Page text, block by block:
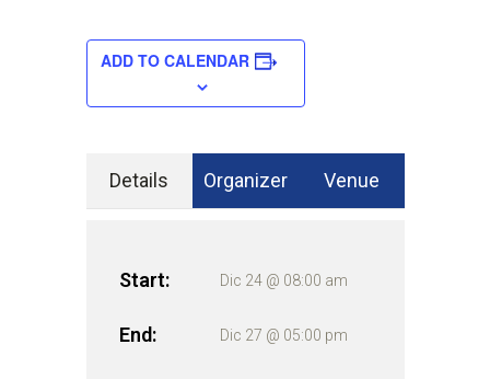
ADD TO CALENDAR
Details Organizer Venue
Start: Dic 24 @ 08:00 am
End: Dic 27 @ 05:00 pm